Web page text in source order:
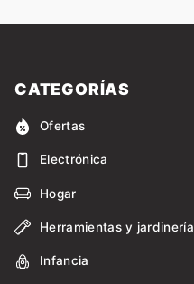
CATEGORÍAS
Ofertas
Electrónica
Hogar
Herramientas y jardinería
Infancia